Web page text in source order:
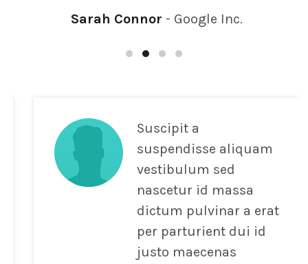
Sarah Connor
Google Inc.
Suscipit a
suspendisse aliquam
vestibulum sed
nascetur id massa
dictum pulvinar a erat
per parturient dui id
justo maecenas